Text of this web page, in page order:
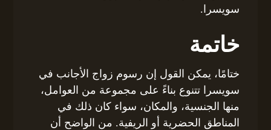
سويسرا.
خاتمة
ختامًا، يمكن القول إن رسوم زواج الأجانب في
سويسرا تتنوع بناءً على مجموعة من العوامل،
منها الجنسية، والمكان، سواء كان ذلك في
المناطق الحضرية أو الريفية. من الواضح أن